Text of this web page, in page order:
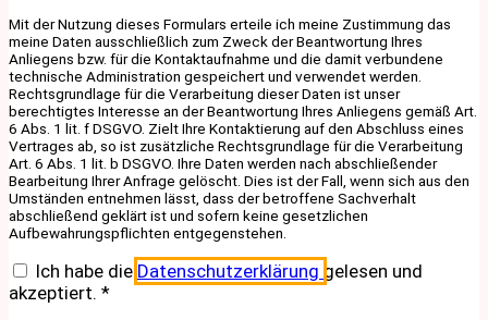
Mit der Nutzung dieses Formulars erteile ich meine Zustimmung das
meine Daten ausschließlich zum Zweck der Beantwortung Ihres
Anliegens bzw. für die Kontaktaufnahme und die damit verbundene
technische Administration gespeichert und verwendet werden.
Rechtsgrundlage für die Verarbeitung dieser Daten ist unser
berechtigtes Interesse an der Beantwortung Ihres Anliegens gemäß Art.
6 Abs. 1 lit. f DSGVO. Zielt Ihre Kontaktierung auf den Abschluss eines
Vertrages ab, so ist zusätzliche Rechtsgrundlage für die Verarbeitung
Art. 6 Abs. 1 lit. b DSGVO. Ihre Daten werden nach abschließender
Bearbeitung Ihrer Anfrage gelöscht. Dies ist der Fall, wenn sich aus den
Umständen entnehmen lässt, dass der betroffene Sachverhalt
abschließend geklärt ist und sofern keine gesetzlichen
Aufbewahrungspflichten entgegenstehen.
Ich habe die Datenschutzerklärung gelesen und
akzeptiert. *